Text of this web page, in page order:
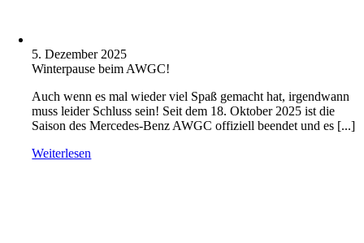
5. Dezember 2025
Winterpause beim AWGC!
Auch wenn es mal wieder viel Spaß gemacht hat, irgendwann
muss leider Schluss sein! Seit dem 18. Oktober 2025 ist die
Saison des Mercedes-Benz AWGC offiziell beendet und es [...]
Weiterlesen